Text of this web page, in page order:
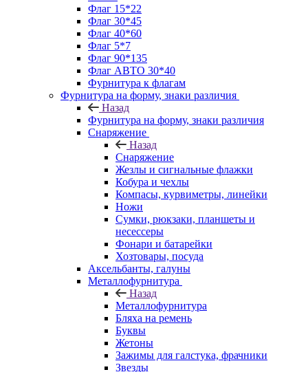
Флаг 15*22
Флаг 30*45
Флаг 40*60
Флаг 5*7
Флаг 90*135
Флаг АВТО 30*40
Фурнитура к флагам
Фурнитура на форму, знаки различия
Назад
Фурнитура на форму, знаки различия
Снаряжение
Назад
Снаряжение
Жезлы и сигнальные флажки
Кобура и чехлы
Компасы, курвиметры, линейки
Ножи
Сумки, рюкзаки, планшеты и
несессеры
Фонари и батарейки
Хозтовары, посуда
Аксельбанты, галуны
Металлофурнитура
Назад
Металлофурнитура
Бляха на ремень
Буквы
Жетоны
Зажимы для галстука, фрачники
Звезды